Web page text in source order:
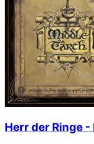
Herr der Ringe